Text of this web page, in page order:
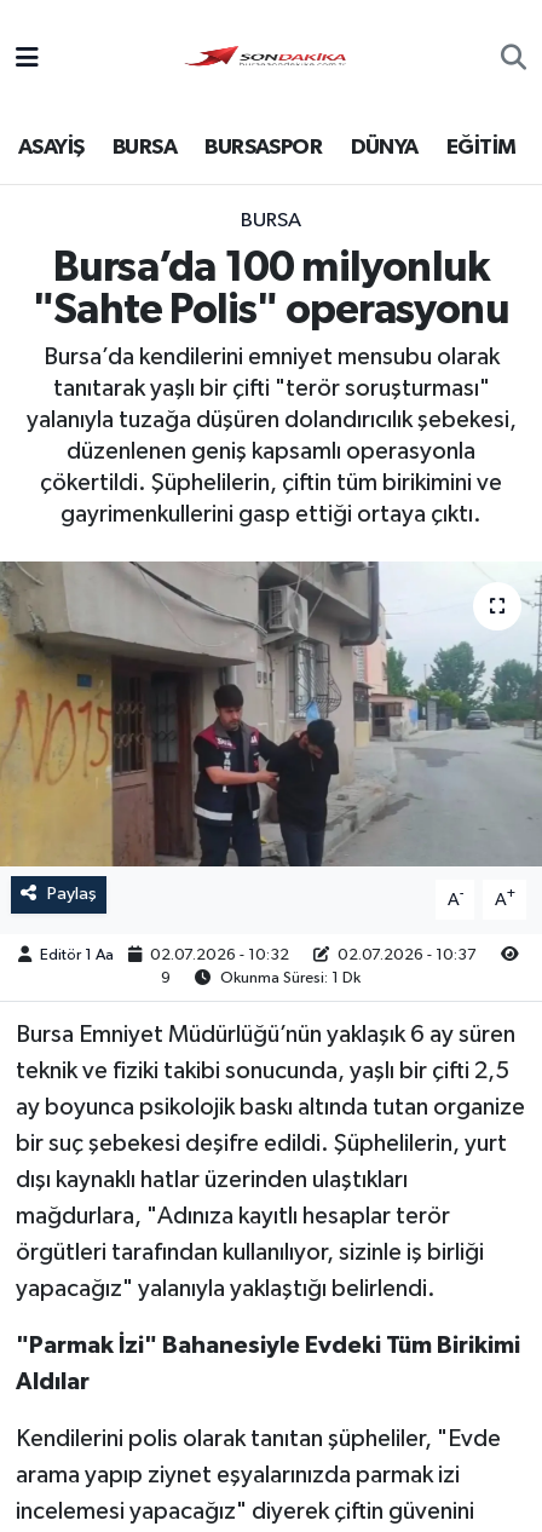
ASAYİŞ BURSA BURSASPOR DÜNYA EĞİTİM
BURSA
Bursa’da 100 milyonluk
"Sahte Polis" operasyonu
Bursa’da kendilerini emniyet mensubu olarak
tanıtarak yaşlı bir çifti "terör soruşturması"
yalanıyla tuzağa düşüren dolandırıcılık şebekesi,
düzenlenen geniş kapsamlı operasyonla
çökertildi. Şüphelilerin, çiftin tüm birikimini ve
gayrimenkullerini gasp ettiği ortaya çıktı.
Paylaş A- A+
Editör 1 Aa 02.07.2026 - 10:32
02.07.2026 - 10:37
9
Okunma Süresi: 1 Dk
Bursa Emniyet Müdürlüğü’nün yaklaşık 6 ay süren
teknik ve fiziki takibi sonucunda, yaşlı bir çifti 2,5
ay boyunca psikolojik baskı altında tutan organize
bir suç şebekesi deşifre edildi. Şüphelilerin, yurt
dışı kaynaklı hatlar üzerinden ulaştıkları
mağdurlara, "Adınıza kayıtlı hesaplar terör
örgütleri tarafından kullanılıyor, sizinle iş birliği
yapacağız" yalanıyla yaklaştığı belirlendi.
"Parmak İzi" Bahanesiyle Evdeki Tüm Birikimi
Aldılar
Kendilerini polis olarak tanıtan şüpheliler, "Evde
arama yapıp ziynet eşyalarınızda parmak izi
incelemesi yapacağız" diyerek çiftin güvenini
Bursa
Ekonomi
Genel
Gündem
Magazin
Sağlık
Siyaset
Spor
Türkiye